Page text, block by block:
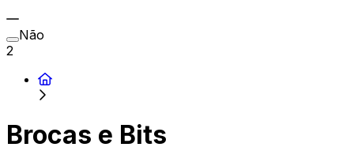
Não
2
Brocas e Bits